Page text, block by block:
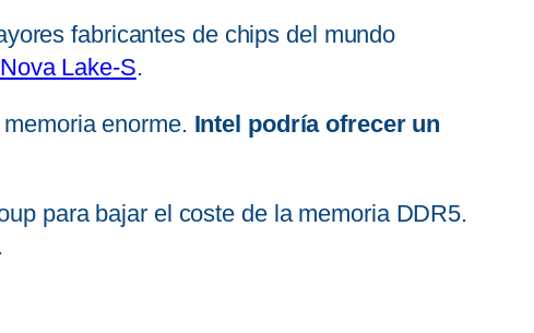
fabricantes de chips del mundo
Nova Lake-S.
enorme. Intel podría ofrecer un
para bajar el coste de la memoria DDR5.